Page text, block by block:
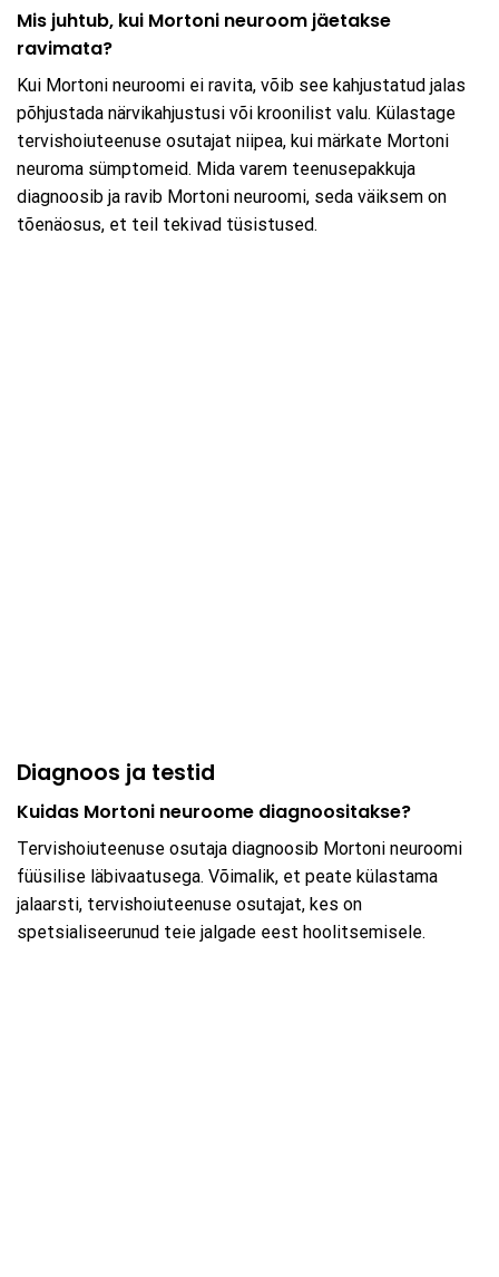
Mis juhtub, kui Mortoni neuroom jäetakse
ravimata?
Kui Mortoni neuroomi ei ravita, võib see kahjustatud jalas
põhjustada närvikahjustusi või kroonilist valu. Külastage
tervishoiuteenuse osutajat niipea, kui märkate Mortoni
neuroma sümptomeid. Mida varem teenusepakkuja
diagnoosib ja ravib Mortoni neuroomi, seda väiksem on
tõenäosus, et teil tekivad tüsistused.
Diagnoos ja testid
Kuidas Mortoni neuroome diagnoositakse?
Tervishoiuteenuse osutaja diagnoosib Mortoni neuroomi
füüsilise läbivaatusega. Võimalik, et peate külastama
jalaarsti, tervishoiuteenuse osutajat, kes on
spetsialiseerunud teie jalgade eest hoolitsemisele.